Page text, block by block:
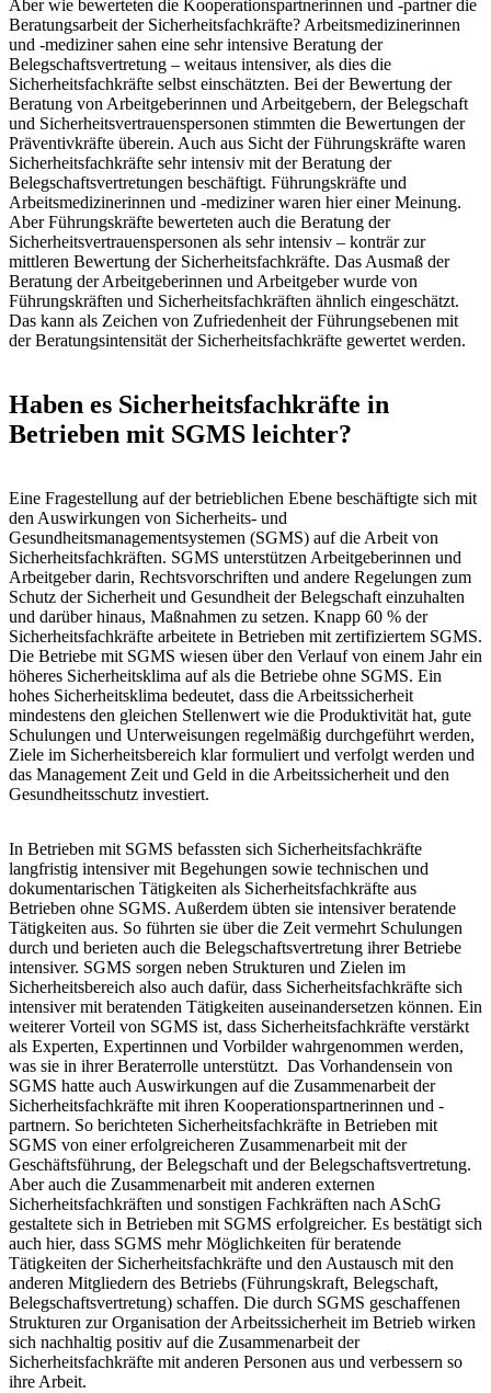
Aber wie bewerteten die Kooperationspartnerinnen und -partner die
Beratungsarbeit der Sicherheitsfachkräfte? Arbeitsmedizinerinnen
und -mediziner sahen eine sehr intensive Beratung der
Belegschaftsvertretung – weitaus intensiver, als dies die
Sicherheitsfachkräfte selbst einschätzten. Bei der Bewertung der
Beratung von Arbeitgeberinnen und Arbeitgebern, der Belegschaft
und Sicherheitsvertrauenspersonen stimmten die Bewertungen der
Präventivkräfte überein. Auch aus Sicht der Führungskräfte waren
Sicherheitsfachkräfte sehr intensiv mit der Beratung der
Belegschaftsvertretungen beschäftigt. Führungskräfte und
Arbeitsmedizinerinnen und -mediziner waren hier einer Meinung.
Aber Führungskräfte bewerteten auch die Beratung der
Sicherheitsvertrauenspersonen als sehr intensiv – konträr zur
mittleren Bewertung der Sicherheitsfachkräfte. Das Ausmaß der
Beratung der Arbeitgeberinnen und Arbeitgeber wurde von
Führungskräften und Sicherheitsfachkräften ähnlich eingeschätzt.
Das kann als Zeichen von Zufriedenheit der Führungsebenen mit
der Beratungsintensität der Sicherheitsfachkräfte gewertet werden.
Haben es Sicherheitsfachkräfte in
Betrieben mit SGMS leichter?
Eine Fragestellung auf der betrieblichen Ebene beschäftigte sich mit
den Auswirkungen von Sicherheits- und
Gesundheitsmanagementsystemen (SGMS) auf die Arbeit von
Sicherheitsfachkräften. SGMS unterstützen Arbeitgeberinnen und
Arbeitgeber darin, Rechtsvorschriften und andere Regelungen zum
Schutz der Sicherheit und Gesundheit der Belegschaft einzuhalten
und darüber hinaus, Maßnahmen zu setzen. Knapp 60 % der
Sicherheitsfachkräfte arbeitete in Betrieben mit zertifiziertem SGMS.
Die Betriebe mit SGMS wiesen über den Verlauf von einem Jahr ein
höheres Sicherheitsklima auf als die Betriebe ohne SGMS. Ein
hohes Sicherheitsklima bedeutet, dass die Arbeitssicherheit
mindestens den gleichen Stellenwert wie die Produktivität hat, gute
Schulungen und Unterweisungen regelmäßig durchgeführt werden,
Ziele im Sicherheitsbereich klar formuliert und verfolgt werden und
das Management Zeit und Geld in die Arbeitssicherheit und den
Gesundheitsschutz investiert.
In Betrieben mit SGMS befassten sich Sicherheitsfachkräfte
langfristig intensiver mit Begehungen sowie technischen und
dokumentarischen Tätigkeiten als Sicherheitsfachkräfte aus
Betrieben ohne SGMS. Außerdem übten sie intensiver beratende
Tätigkeiten aus. So führten sie über die Zeit vermehrt Schulungen
durch und berieten auch die Belegschaftsvertretung ihrer Betriebe
intensiver. SGMS sorgen neben Strukturen und Zielen im
Sicherheitsbereich also auch dafür, dass Sicherheitsfachkräfte sich
intensiver mit beratenden Tätigkeiten auseinandersetzen können. Ein
weiterer Vorteil von SGMS ist, dass Sicherheitsfachkräfte verstärkt
als Experten, Expertinnen und Vorbilder wahrgenommen werden,
was sie in ihrer Beraterrolle unterstützt. Das Vorhandensein von
SGMS hatte auch Auswirkungen auf die Zusammenarbeit der
Sicherheitsfachkräfte mit ihren Kooperationspartnerinnen und -
partnern. So berichteten Sicherheitsfachkräfte in Betrieben mit
SGMS von einer erfolgreicheren Zusammenarbeit mit der
Geschäftsführung, der Belegschaft und der Belegschaftsvertretung.
Aber auch die Zusammenarbeit mit anderen externen
Sicherheitsfachkräften und sonstigen Fachkräften nach ASchG
gestaltete sich in Betrieben mit SGMS erfolgreicher. Es bestätigt sich
auch hier, dass SGMS mehr Möglichkeiten für beratende
Tätigkeiten der Sicherheitsfachkräfte und den Austausch mit den
anderen Mitgliedern des Betriebs (Führungskraft, Belegschaft,
Belegschaftsvertretung) schaffen. Die durch SGMS geschaffenen
Strukturen zur Organisation der Arbeitssicherheit im Betrieb wirken
sich nachhaltig positiv auf die Zusammenarbeit der
Sicherheitsfachkräfte mit anderen Personen aus und verbessern so
ihre Arbeit.